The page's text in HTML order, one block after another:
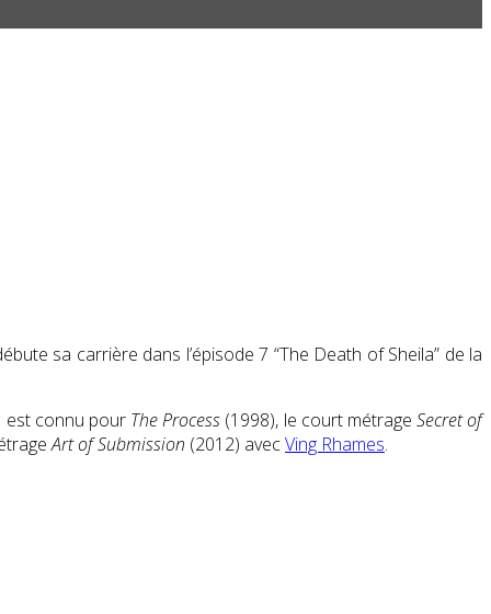
sa carrière dans l’épisode 7 “The Death of Sheila” de la
est connu pour The Process (1998), le court métrage Secret of
Art of Submission (2012) avecVing Rhames.